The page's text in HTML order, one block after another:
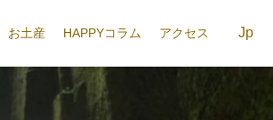
お土産 HAPPYコラム アクセス